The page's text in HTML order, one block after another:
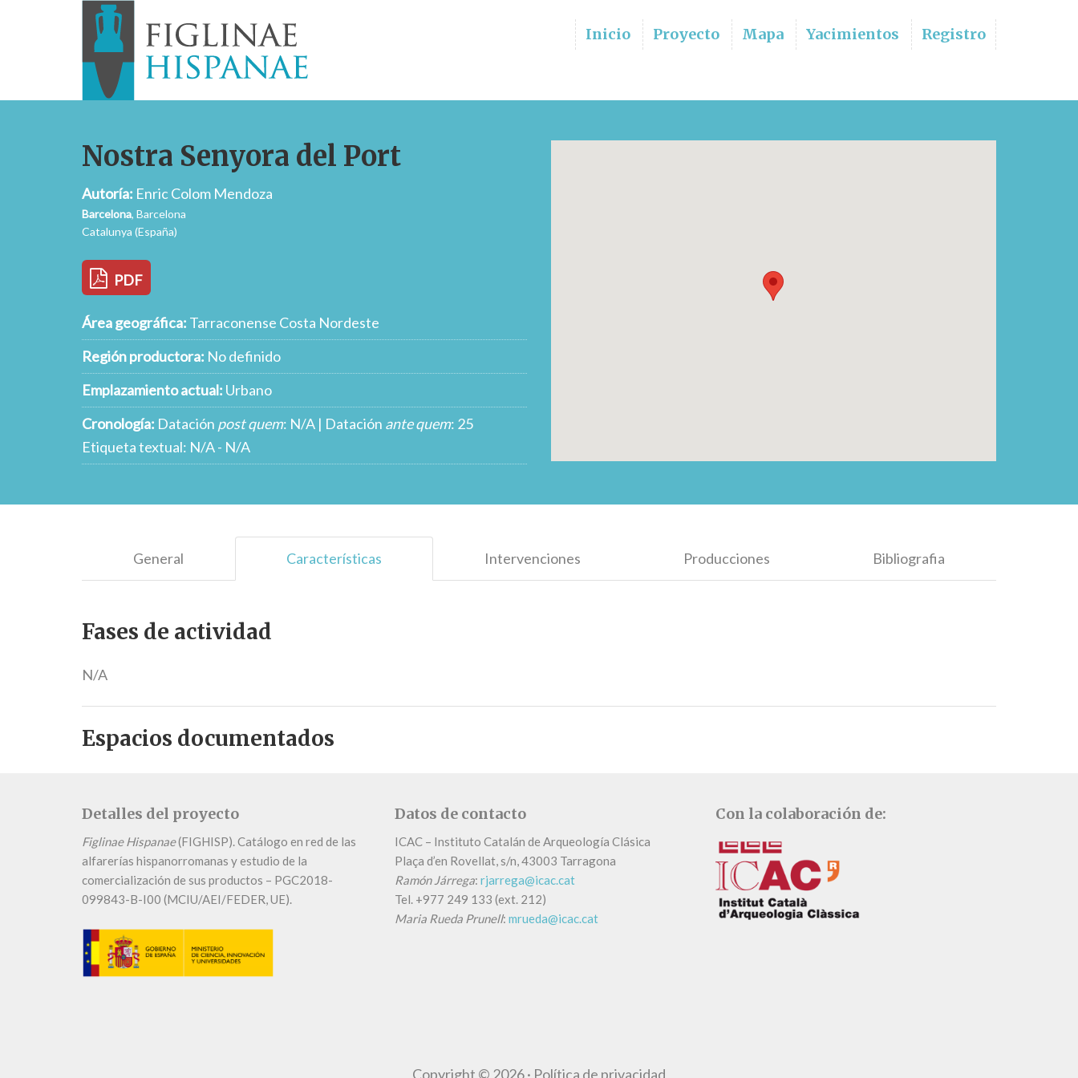
Inicio Proyecto Mapa Yacimientos Registro
Nostra Senyora del Port
Autoría: Enric Colom Mendoza
Barcelona, Barcelona
Catalunya (España)
PDF
Área geográfica: Tarraconense Costa Nordeste
Región productora: No definido
Emplazamiento actual: Urbano
Cronología: Datación post quem: N/A | Datación ante quem: 25
Etiqueta textual: N/A - N/A
General Características Intervenciones Producciones Bibliografia
Fases de actividad
N/A
Espacios documentados
Detalles del proyecto
Figlinae Hispanae(FIGHISP). Catálogo en red de las
alfarerías hispanorromanas y estudio de la
comercialización de sus productos – PGC2018-
099843-B-I00 (MCIU/AEI/FEDER, UE).
Datos de contacto
ICAC – Instituto Catalán de Arqueología Clásica
Plaça d’en Rovellat, s/n, 43003 Tarragona
Ramón Járrega: rjarrega@icac.cat
Tel. +977 249 133 (ext. 212)
Maria Rueda Prunell: mrueda@icac.cat
Con la colaboración de:
Copyright © 2026 · Política de privacidad